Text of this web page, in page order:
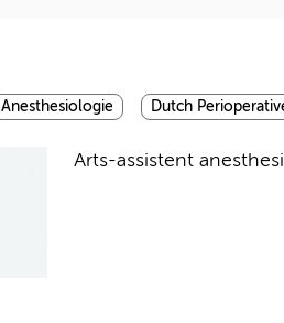
Anesthesiologie Dutch
Arts-assistent